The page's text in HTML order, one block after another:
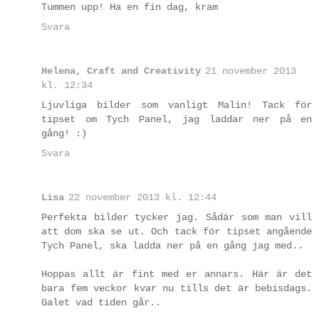
Tummen upp! Ha en fin dag, kram
Svara
Helena, Craft and Creativity 21 november 2013
kl. 12:34
Ljuvliga bilder som vanligt Malin! Tack för
tipset om Tych Panel, jag laddar ner på en
gång! :)
Svara
Lisa 22 november 2013 kl. 12:44
Perfekta bilder tycker jag. Sådär som man vill
att dom ska se ut. Och tack för tipset angående
Tych Panel, ska ladda ner på en gång jag med..
Hoppas allt är fint med er annars. Här är det
bara fem veckor kvar nu tills det är bebisdags.
Galet vad tiden går..